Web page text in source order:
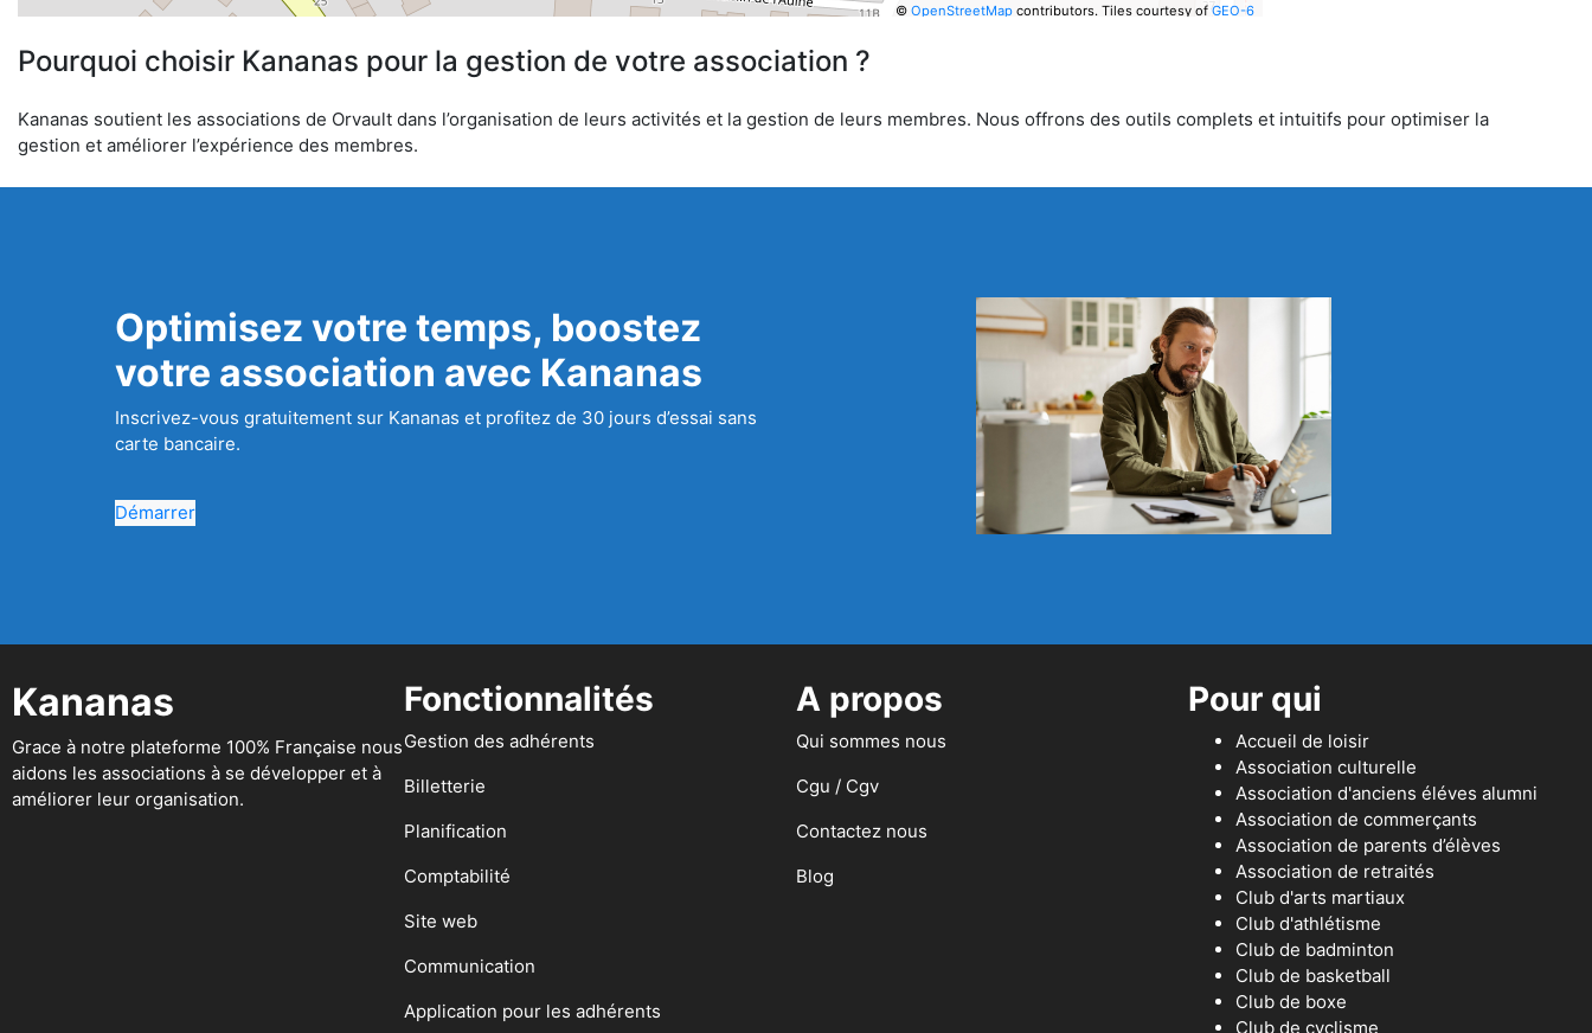
© OpenStreetMapcontributors. Tiles courtesy of GEO-6
Pourquoi choisir Kananas pour la gestion de votre association ?
Kananas soutient les associations de Orvault dans l’organisation de leurs activités et la gestion de leurs membres. Nous offrons des outils complets et intuitifs pour optimiser la
gestion et améliorer l’expérience des membres.
Optimisez votre temps, boostez
votre association avec Kananas
Inscrivez-vous gratuitement sur Kananas et profitez de 30 jours d’essai sans
carte bancaire.
Démarrer
Kananas
Grace à notre plateforme 100% Française nous
aidons les associations à se développer et à
améliorer leur organisation.
Fonctionnalités
Gestion des adhérents
Billetterie
Planification
Comptabilité
Site web
Communication
Application pour les adhérents
A propos
Qui sommes nous
Cgu / Cgv
Contactez nous
Blog
Pour qui
Accueil de loisir
Association culturelle
Association d'anciens éléves alumni
Association de commerçants
Association de parents d’élèves
Association de retraités
Club d'arts martiaux
Club d'athlétisme
Club de badminton
Club de basketball
Club de boxe
Club de cyclisme